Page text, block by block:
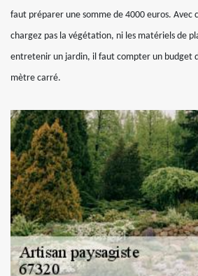
faut préparer une somme de 4000 euros. Avec
chargez pas la végétation, ni les matériels de
entretenir un jardin, il faut compter un budget
mètre carré.